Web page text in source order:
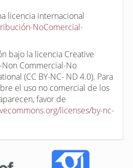
licencia internacional
NoComercial-
bajo la licencia Creative
Commercial-No
(CC BY-NC- ND 4.0). Para
el uso no comercial de los
favor de
licenses/by-nc-